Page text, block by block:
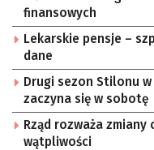
finansowych
Lekarskie pensje –
dane
Drugi sezon Stilonu
zaczyna się w sobotę
Rząd rozważa zmiany
wątpliwości